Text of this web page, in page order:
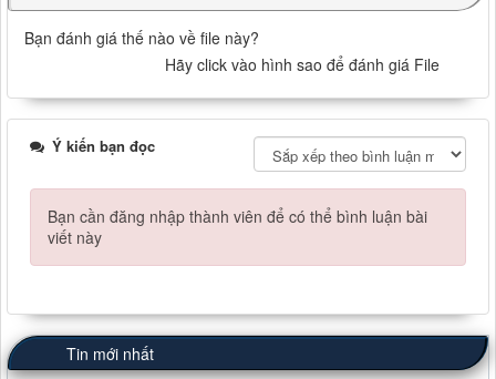
Bạn đánh giá thế nào về file này?
Hãy click vào hình sao để đánh giá File
Ý kiến bạn đọc
Bạn cần đăng nhập thành viên để có thể bình luận bài
viết này
Tin mới nhất